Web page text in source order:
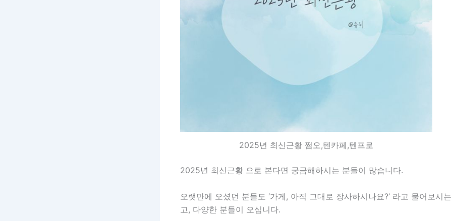
2025년 최신근황 쩜오,텐카페,텐프로
2025년 최신근황 으로 본다면 궁금해하시는 분들이 많습니다.
오랫만에 오셨던 분들도 ‘가게, 아직 그대로 장사하시나요?’ 라고 물어보시
고, 다양한 분들이 오십니다.